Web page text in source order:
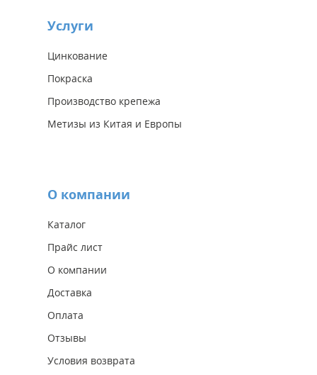
Услуги
Цинкование
Покраска
Производство крепежа
Метизы из Китая и Европы
О компании
Каталог
Прайс лист
О компании
Доставка
Оплата
Отзывы
Условия возврата